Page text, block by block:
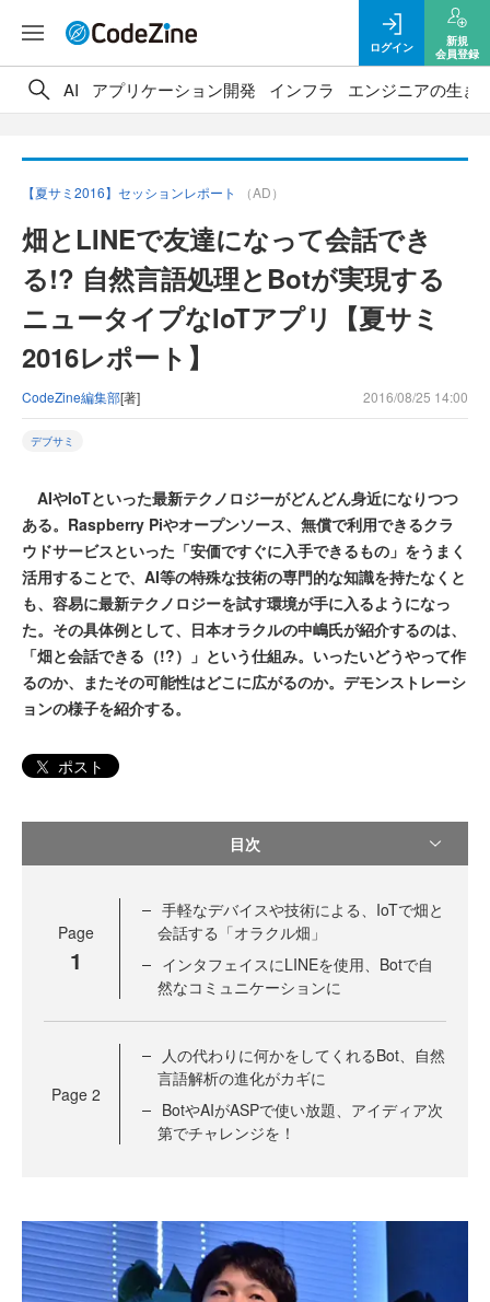
ログイン
新規
会員登録
AI アプリケーション開発 インフラ エンジニアの生き
【夏サミ2016】セッションレポート （AD）
畑とLINEで友達になって会話でき
る!? 自然言語処理とBotが実現する
ニュータイプなIoTアプリ【夏サミ
2016レポート】
CodeZine編集部[著] 2016/08/25 14:00
デブサミ
AIやIoTといった最新テクノロジーがどんどん身近になりつつ
ある。Raspberry Piやオープンソース、無償で利用できるクラ
ウドサービスといった「安価ですぐに入手できるもの」をうまく
活用することで、AI等の特殊な技術の専門的な知識を持たなくと
も、容易に最新テクノロジーを試す環境が手に入るようになっ
た。その具体例として、日本オラクルの中嶋氏が紹介するのは、
「畑と会話できる（!?）」という仕組み。いったいどうやって作
るのか、またその可能性はどこに広がるのか。デモンストレーシ
ョンの様子を紹介する。
ポスト
目次
Page
1
手軽なデバイスや技術による、IoTで畑と
会話する「オラクル畑」
インタフェイスにLINEを使用、Botで自
然なコミュニケーションに
Page 2
人の代わりに何かをしてくれるBot、自然
言語解析の進化がカギに
BotやAIがASPで使い放題、アイディア次
第でチャレンジを！